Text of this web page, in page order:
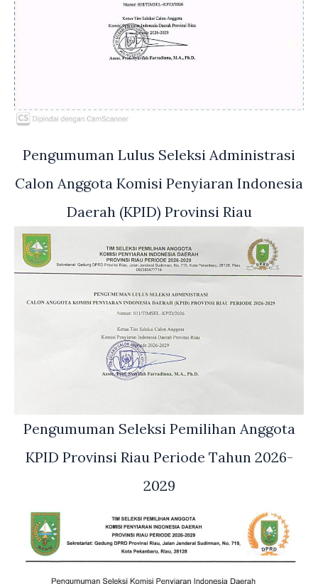
Pengumuman Lulus Seleksi Administrasi
Calon Anggota Komisi Penyiaran Indonesia
Daerah (KPID) Provinsi Riau
Pengumuman Seleksi Pemilihan Anggota
KPID Provinsi Riau Periode Tahun 2026-
2029